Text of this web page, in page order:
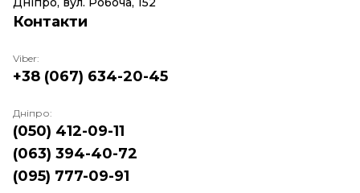
Контакти
Viber:
+38 (067) 634-20-45
Дніпро:
(050) 412-09-11
(063) 394-40-72
(095) 777-09-91